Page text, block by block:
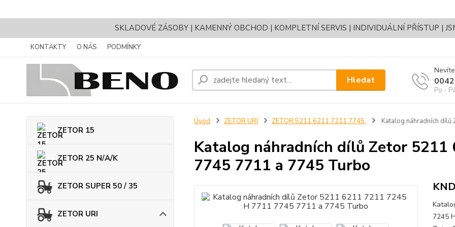
SKLADOVÉ ZÁSOBY | KAMENNÝ OBCHOD | KOMPLETNÍ SERVIS | INDIVIDUÁLNÍ PŘÍSTUP |
KONTAKTY O NÁS PODMÍNKY
Hledat
Po -
ZETOR 15
ZETOR 25 N/A/K
ZETOR SUPER 50 / 35
ZETOR URI
Úvod ZETOR URI ZETOR 5211 6211 7211 7745 Katalog náhradních
Katalog náhradních dílů Zetor
7745 7711 a 7745 Turbo
7245